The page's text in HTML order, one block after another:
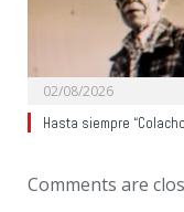
02/08/2026
Hasta siempre
Comments are